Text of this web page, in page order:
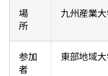
場
所
九州産業
参加
者
東部地域